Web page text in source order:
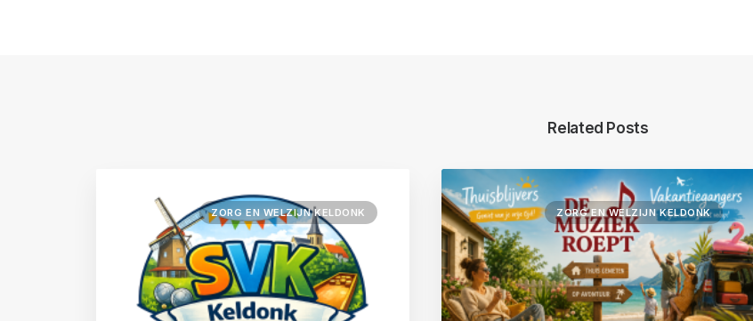
Related Posts
ZORG EN WELZIJN KELDONK ZORG EN WELZIJN KELDONK